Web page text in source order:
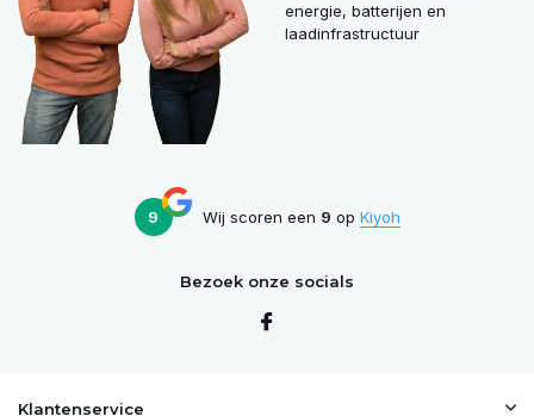
energie, batterijen en
laadinfrastructuur
9 Wij scoren een 9 op Kiyoh
Bezoek onze socials
Klantenservice